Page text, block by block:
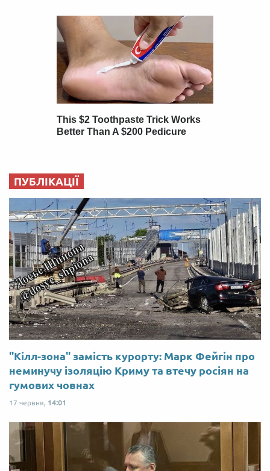
ПУБЛІКАЦІЇ
"Кілл-зона" замість курорту: Марк Фейгін про
неминучу ізоляцію Криму та втечу росіян на
гумових човнах
17 червня, 14:01